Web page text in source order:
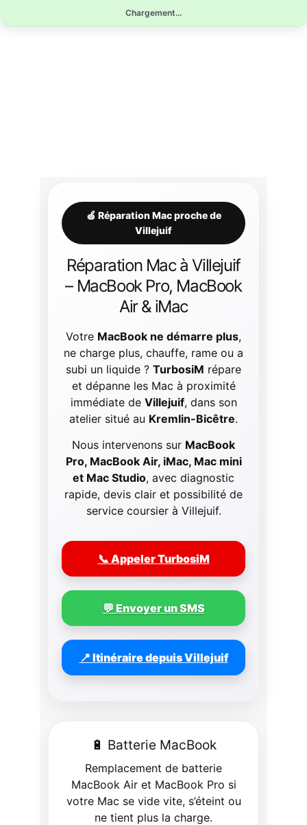
Chargement...
au
🍏 Réparation Mac proche de
Villejuif
Réparation Mac à Villejuif
– MacBook Pro, MacBook
Air & iMac
Votre MacBook ne démarre plus,
ne charge plus, chauffe, rame ou a
subi un liquide ? TurbosiM répare
et dépanne les Mac à proximité
immédiate de Villejuif, dans son
atelier situé au Kremlin-Bicêtre.
Nous intervenons sur MacBook
Pro, MacBook Air, iMac, Mac mini
et Mac Studio, avec diagnostic
rapide, devis clair et possibilité de
service coursier à Villejuif.
📞 Appeler TurbosiM
💬 Envoyer un SMS
📍 Itinéraire depuis Villejuif
🔋 Batterie MacBook
Remplacement de batterie
MacBook Air et MacBook Pro si
votre Mac se vide vite, s’éteint ou
ne tient plus la charge.